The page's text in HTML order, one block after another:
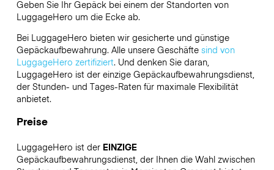
Geben Sie Ihr Gepäck bei einem der Standorten von
LuggageHero um die Ecke ab.
Bei LuggageHero bieten wir gesicherte und günstige
Gepäckaufbewahrung. Alle unsere Geschäfte sind von
LuggageHero zertifiziert. Und denken Sie daran,
LuggageHero ist der einzige Gepäckaufbewahrungsdienst,
der Stunden- und Tages-Raten für maximale Flexibilität
anbietet.
Preise
LuggageHero ist der EINZIGE
Gepäckaufbewahrungsdienst, der Ihnen die Wahl zwischen